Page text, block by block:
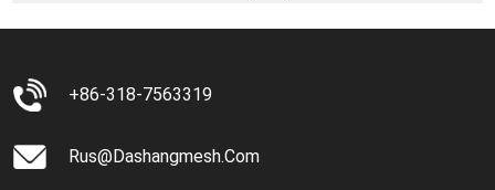
+86-318-7563319
Rus@dashangmesh.com